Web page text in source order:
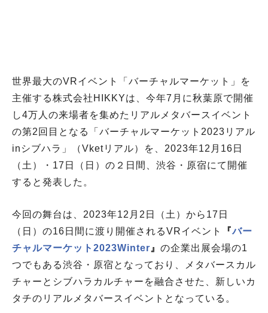
世界最大のVRイベント「バーチャルマーケット」を
主催する株式会社HIKKYは、今年7月に秋葉原で開催
し4万人の来場者を集めたリアルメタバースイベント
の第2回目となる「バーチャルマーケット2023リアル
inシブハラ」（Vketリアル）を、2023年12月16日
（土）・17日（日）の２日間、渋谷・原宿にて開催
すると発表した。
今回の舞台は、2023年12月2日（土）から17日
（日）の16日間に渡り開催されるVRイベント
『バー
チャルマーケット2023Winter 』 の企業出展会場の1
つでもある渋谷・原宿となっており、メタバースカル
チャーとシブハラカルチャーを融合させた、新しいカ
タチのリアルメタバースイベントとなっている。